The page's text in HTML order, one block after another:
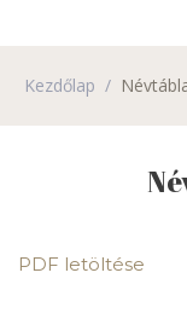
Kezdőlap /
PDF letöltése